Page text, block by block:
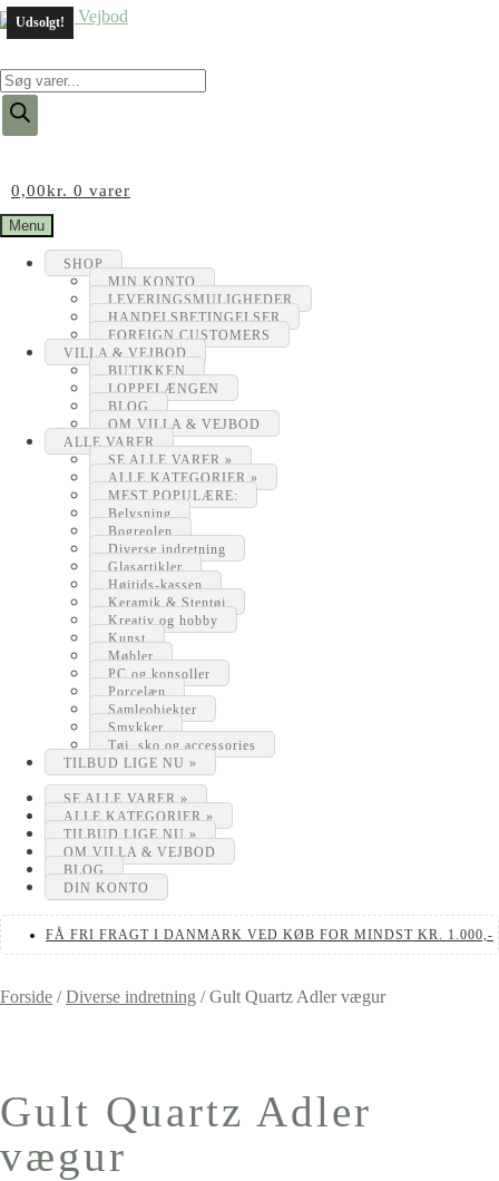
Products
search
0,00kr. 0 varer
Menu
SHOP
MIN KONTO
LEVERINGSMULIGHEDER
HANDELSBETINGELSER
FOREIGN CUSTOMERS
VILLA & VEJBOD
BUTIKKEN
LOPPELÆNGEN
BLOG
OM VILLA & VEJBOD
ALLE VARER
SE ALLE VARER »
ALLE KATEGORIER »
MEST POPULÆRE:
Belysning
Bogreolen
Diverse indretning
Glasartikler
Højtids-kassen
Keramik & Stentøj
Kreativ og hobby
Kunst
Møbler
PC og konsoller
Porcelæn
Samleobjekter
Smykker
Tøj, sko og accessories
TILBUD LIGE NU »
SE ALLE VARER »
ALLE KATEGORIER »
TILBUD LIGE NU »
OM VILLA & VEJBOD
BLOG
DIN KONTO
FÅ FRI FRAGT I DANMARK VED KØB FOR MINDST KR. 1.000,-
Forside /Diverse indretning /Gult Quartz Adler vægur
Udsolgt!
Gult Quartz Adler
vægur